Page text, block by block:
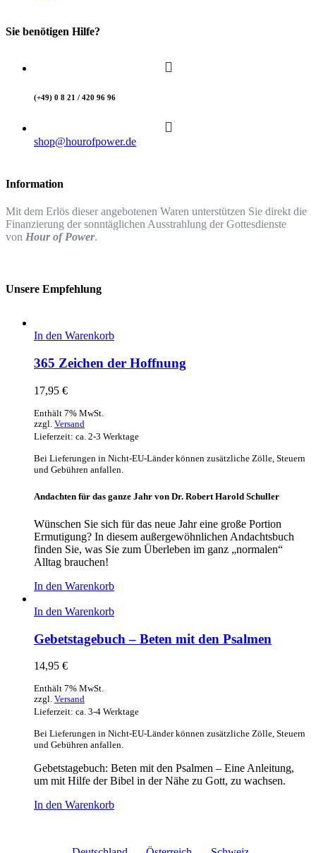
Sie benötigen Hilfe?
(+49) 0 8 21 / 420 96 96
shop@hourofpower.de
Information
Mit dem Erlös dieser angebotenen Waren unterstützen Sie direkt die
Finanzierung der sonntäglichen Ausstrahlung der Gottesdienste
von Hour of Power.
Unsere Empfehlung
In den Warenkorb
365 Zeichen der Hoffnung
17,95 €
Enthält 7% MwSt.
zzgl. Versand
Lieferzeit: ca. 2-3 Werktage
Bei Lieferungen in Nicht-EU-Länder können zusätzliche Zölle, Steuern
und Gebühren anfallen.
Andachten für das ganze Jahr von Dr. Robert Harold Schuller
Wünschen Sie sich für das neue Jahr eine große Portion
Ermutigung? In diesem außergewöhnlichen Andachtsbuch
finden Sie, was Sie zum Überleben im ganz „normalen“
Alltag brauchen!
In den Warenkorb
In den Warenkorb
Gebetstagebuch – Beten mit den Psalmen
14,95 €
Enthält 7% MwSt.
zzgl. Versand
Lieferzeit: ca. 3-4 Werktage
Bei Lieferungen in Nicht-EU-Länder können zusätzliche Zölle, Steuern
und Gebühren anfallen.
Gebetstagebuch: Beten mit den Psalmen – Eine Anleitung,
um mit Hilfe der Bibel in der Nähe zu Gott, zu wachsen.
In den Warenkorb